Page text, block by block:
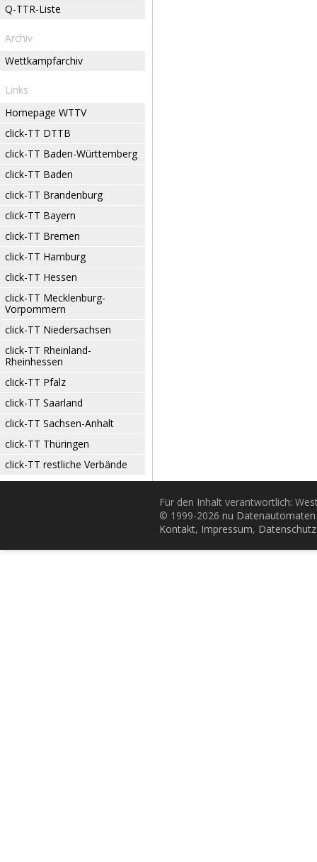
Q-TTR-Liste
Archiv
Wettkampfarchiv
Links
Homepage WTTV
click-TT DTTB
click-TT Baden-Württemberg
click-TT Baden
click-TT Brandenburg
click-TT Bayern
click-TT Bremen
click-TT Hamburg
click-TT Hessen
click-TT Mecklenburg-
Vorpommern
click-TT Niedersachsen
click-TT Rheinland-
Rheinhessen
click-TT Pfalz
click-TT Saarland
click-TT Sachsen-Anhalt
click-TT Thüringen
click-TT restliche Verbände
Für den Inhalt verantwortlich:
© 1999-2026 nu
Kontakt, Impressum, Datenschutz